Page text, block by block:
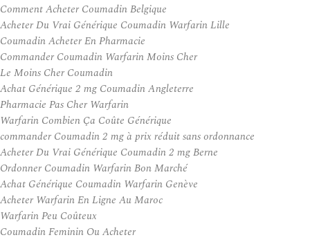
Comment Acheter Coumadin Belgique
Acheter Du Vrai Générique Coumadin Warfarin Lille
Coumadin Acheter En Pharmacie
Commander Coumadin Warfarin Moins Cher
Le Moins Cher Coumadin
Achat Générique 2 mg Coumadin Angleterre
Pharmacie Pas Cher Warfarin
Warfarin Combien Ça Coûte Générique
commander Coumadin 2 mg à prix réduit sans ordonnance
Acheter Du Vrai Générique Coumadin 2 mg Berne
Ordonner Coumadin Warfarin Bon Marché
Achat Générique Coumadin Warfarin Genève
Acheter Warfarin En Ligne Au Maroc
Warfarin Peu Coûteux
Coumadin Feminin Ou Acheter